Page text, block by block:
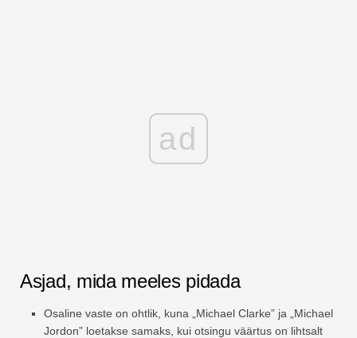
ad
Asjad, mida meeles pidada
Osaline vaste on ohtlik, kuna „Michael Clarke” ja „Michael
Jordon” loetakse samaks, kui otsingu väärtus on lihtsalt